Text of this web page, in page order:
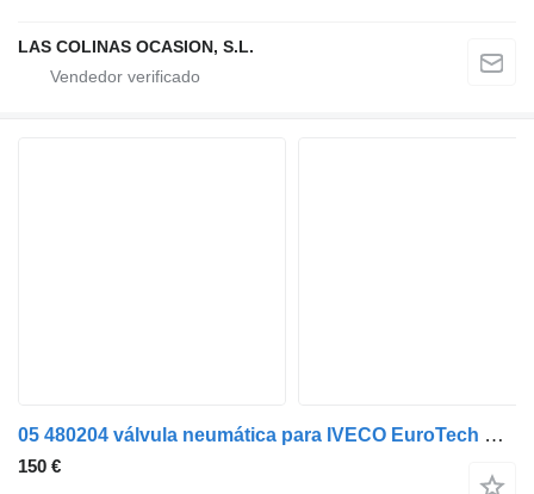
LAS COLINAS OCASION, S.L.
05 480204 válvula neumática para IVECO EuroTech Cursor (MH) camión
150 €